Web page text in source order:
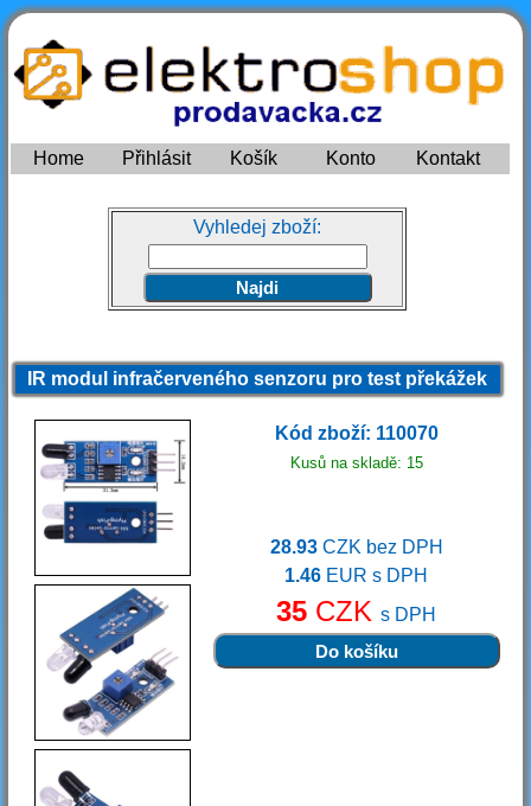
Home Přihlásit Košík Konto Kontakt
Vyhledej zboží:
IR modul infračerveného senzoru pro test překážek
Kód zboží: 110070
Kusů na skladě: 15
28.93CZK bez DPH
1.46 EUR s DPH
35 CZKs DPH